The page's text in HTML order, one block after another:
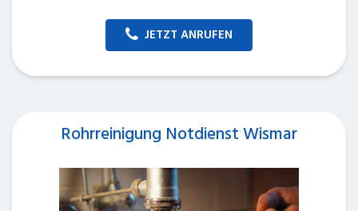
JETZT ANRUFEN
Rohrreinigung Notdienst Wismar